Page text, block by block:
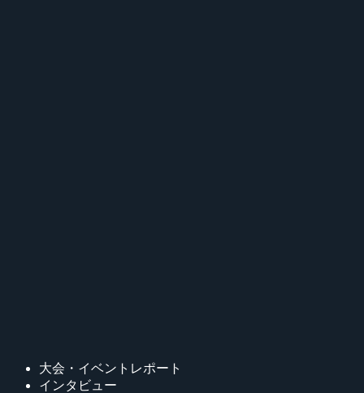
大会・イベントレポート
インタビュー